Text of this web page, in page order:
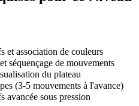
et association de couleurs
séquençage de mouvements
du plateau
(3-5 mouvements à l'avance)
avancée sous pression